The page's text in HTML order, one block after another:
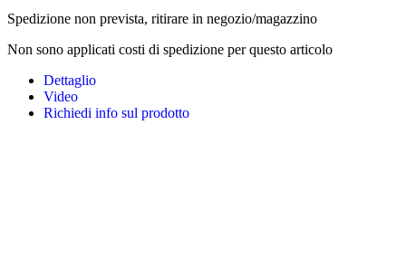
Spedizione non prevista, ritirare in negozio/magazzino
Non sono applicati costi di spedizione per questo articolo
Dettaglio
Video
Richiedi info sul prodotto